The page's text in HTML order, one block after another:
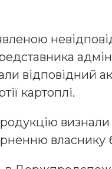
відповідний
картоплі.
власнику